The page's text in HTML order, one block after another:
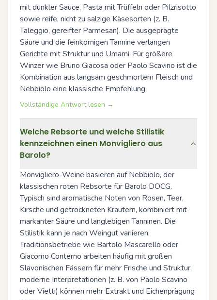
mit dunkler Sauce, Pasta mit Trüffeln oder Pilzrisotto
sowie reife, nicht zu salzige Käsesorten (z. B.
Taleggio, gereifter Parmesan). Die ausgeprägte
Säure und die feinkörnigen Tannine verlangen
Gerichte mit Struktur und Umami. Für größere
Winzer wie Bruno Giacosa oder Paolo Scavino ist die
Kombination aus langsam geschmortem Fleisch und
Nebbiolo eine klassische Empfehlung.
Vollständige Antwort lesen →
Welche Rebsorte und welche Stilistik
kennzeichnen einen Monvigliero aus
Barolo?
Monvigliero-Weine basieren auf Nebbiolo, der
klassischen roten Rebsorte für Barolo DOCG.
Typisch sind aromatische Noten von Rosen, Teer,
Kirsche und getrockneten Kräutern, kombiniert mit
markanter Säure und langlebigen Tanninen. Die
Stilistik kann je nach Weingut variieren:
Traditionsbetriebe wie Bartolo Mascarello oder
Giacomo Conterno arbeiten häufig mit großen
Slavonischen Fässern für mehr Frische und Struktur,
moderne Interpretationen (z. B. von Paolo Scavino
oder Vietti) können mehr Extrakt und Eichenprägung